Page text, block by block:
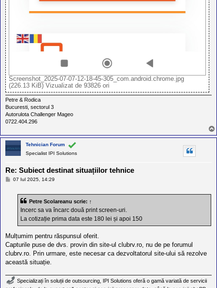
Screenshot_2025-07-07-12-18-45-305_com.android.chrome.jpg
(226.13 KiB) Vizualizat de 93826 ori
Petre & Rodica
Bucuresti, sectorul 3
Autorulota Challenger Mageo
0722.404.296
Tehnician Forum
Specialist IPI Solutions
Re: Subiect destinat situațiilor tehnice
M07 Iul 2025, 14:29
Petre Scolareanu scrie: ↑
Incerc sa va încarc două print screen-uri.
La cotizație prima data este 180 lei și apoi 150
Mulțumim pentru răspunsul oferit.
Capturile puse de dvs. provin din site-ul clubrv.ro, nu de pe forumul
clubrv.ro. Prin urmare, este necesar ca dezvoltatorul site-ului să rezolve
această situație.
Specializați în soluții de outsourcing, IPI Solutions oferă o gamă variată de servicii